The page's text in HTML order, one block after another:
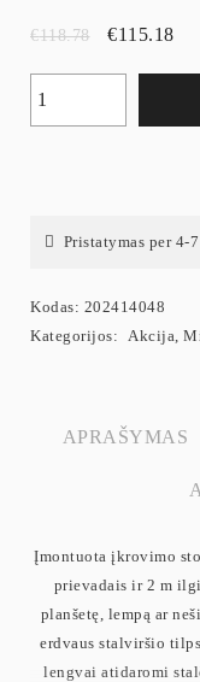
€118.78 €115.18
Pristatymas per 4-
Kodas: 202414048
Kategorijos:
Akcija
APRAŠYMAS
Įmontuota įkrovimo
prievadais ir 2 m
planšetę, lempą ar
erdvaus stalviršio
lengvai atidaromi